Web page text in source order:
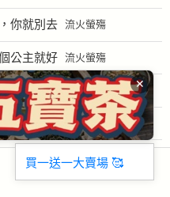
你就別去 流火螢殤
14:11
公主就好 流火螢殤
2026-01-05
14:10
流火螢殤
2026-01-05
淆皇室血 流火螢殤
2026-01-05
買一送一大賣場 🥰
✕